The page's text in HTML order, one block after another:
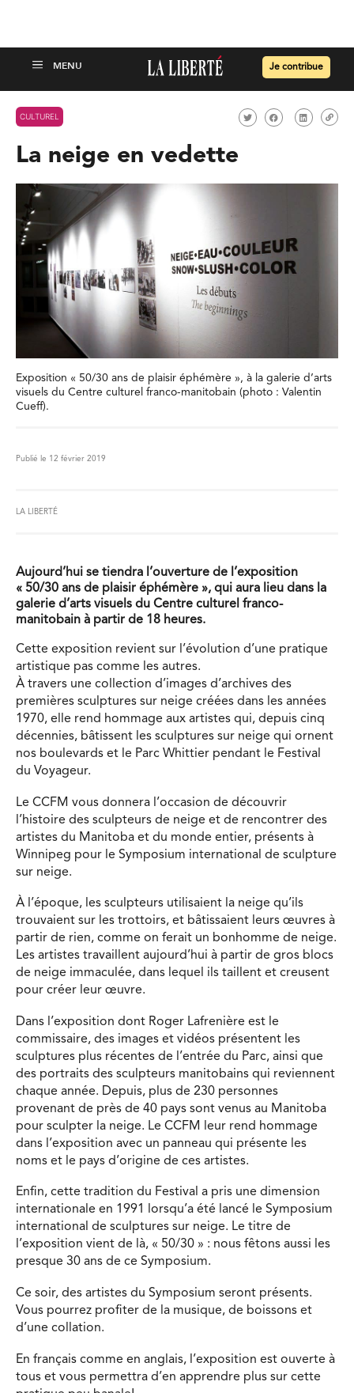
Je contribue
CULTUREL
La neige en vedette
Exposition « 50/30 ans de plaisir éphémère », à la galerie d’arts
visuels du Centre culturel franco-manitobain (photo : Valentin
Cueff).
Publié le 12 février 2019
LA LIBERTÉ
Aujourd’hui se tiendra l’ouverture de l’exposition
« 50/30 ans de plaisir éphémère », qui aura lieu dans la
galerie d’arts visuels du Centre culturel franco-
manitobain à partir de 18 heures.
Cette exposition revient sur l’évolution d’une pratique
artistique pas comme les autres.
À travers une collection d’images d’archives des
premières sculptures sur neige créées dans les années
1970, elle rend hommage aux artistes qui, depuis cinq
décennies, bâtissent les sculptures sur neige qui ornent
nos boulevards et le Parc Whittier pendant le Festival
du Voyageur.
Le CCFM vous donnera l’occasion de découvrir
l’histoire des sculpteurs de neige et de rencontrer des
artistes du Manitoba et du monde entier, présents à
Winnipeg pour le Symposium international de sculpture
sur neige.
À l’époque, les sculpteurs utilisaient la neige qu’ils
trouvaient sur les trottoirs, et bâtissaient leurs œuvres à
partir de rien, comme on ferait un bonhomme de neige.
Les artistes travaillent aujourd’hui à partir de gros blocs
de neige immaculée, dans lequel ils taillent et creusent
pour créer leur œuvre.
Dans l’exposition dont Roger Lafrenière est le
commissaire, des images et vidéos présentent les
sculptures plus récentes de l’entrée du Parc, ainsi que
des portraits des sculpteurs manitobains qui reviennent
chaque année. Depuis, plus de 230 personnes
provenant de près de 40 pays sont venus au Manitoba
pour sculpter la neige. Le CCFM leur rend hommage
dans l’exposition avec un panneau qui présente les
noms et le pays d’origine de ces artistes.
Enfin, cette tradition du Festival a pris une dimension
internationale en 1991 lorsqu’a été lancé le Symposium
international de sculptures sur neige. Le titre de
l’exposition vient de là, « 50/30 » : nous fêtons aussi les
presque 30 ans de ce Symposium.
Ce soir, des artistes du Symposium seront présents.
Vous pourrez profiter de la musique, de boissons et
d’une collation.
En français comme en anglais, l’exposition est ouverte à
tous et vous permettra d’en apprendre plus sur cette